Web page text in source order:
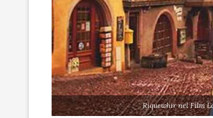
Riquewhir nel Film